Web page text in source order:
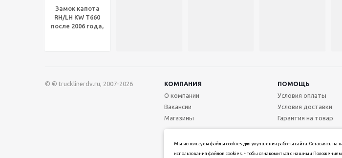
Замок капота
RH/LH KW T660
после 2006 года,
© ® trucklinerdv.ru, 2007-2026 КОМПАНИЯ ПОМОЩЬ
О компании
Вакансии
Магазины
Условия оплаты
Условия доставки
Гарантия на товар
Мы используем файлы cookies для улучшения работы сайта. Оставаясь на
использования файлов cookies. Чтобы ознакомиться с нашими